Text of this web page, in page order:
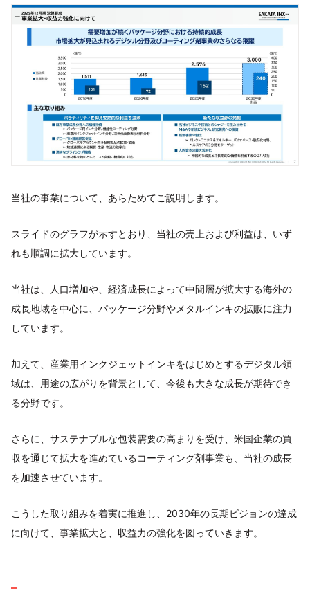
当社の事業について、あらためてご説明します。
スライドのグラフが示すとおり、当社の売上および利益は、いず
れも順調に拡大しています。
当社は、人口増加や、経済成長によって中間層が拡大する海外の
成長地域を中心に、パッケージ分野やメタルインキの拡販に注力
しています。
加えて、産業用インクジェットインキをはじめとするデジタル領
域は、用途の広がりを背景として、今後も大きな成長が期待でき
る分野です。
さらに、サステナブルな包装需要の高まりを受け、米国企業の買
収を通じて拡大を進めているコーティング剤事業も、当社の成長
を加速させています。
こうした取り組みを着実に推進し、2030年の長期ビジョンの達成
に向けて、事業拡大と、収益力の強化を図っていきます。